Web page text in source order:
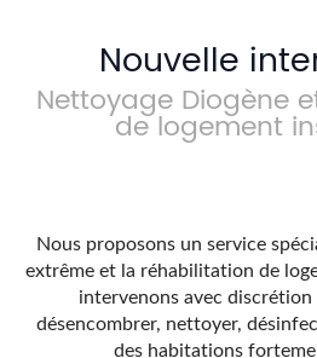
Nouvelle
Nettoyage Diogène
de logement
Nous proposons un service
extrême et la réhabilitation de
intervenons avec
désencombrer, nettoyer,
des habitations